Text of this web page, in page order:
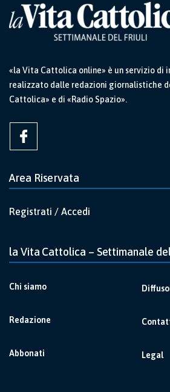
«la Vita Cattolica online» è un servizio di
realizzato dalle redazioni giornalistiche
Cattolica» e di «Radio Spazio».
Area Riservata
Registrati / Accedi
la Vita Cattolica – Settimanale
Chi siamo
Redazione
Abbonati Legal